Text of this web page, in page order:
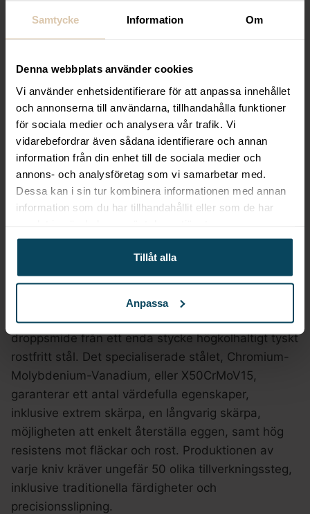
Samtycke Information Om
Denna webbplats använder cookies
Vi använder enhetsidentifierare för att anpassa innehållet
och annonserna till användarna, tillhandahålla funktioner
för sociala medier och analysera vår trafik. Vi
vidarebefordrar även sådana identifierare och annan
information från din enhet till de sociala medier och
annons- och analysföretag som vi samarbetar med.
Dessa kan i sin tur kombinera informationen med annan
information som du har tillhandahållit eller som de har
Tillåt alla
Anpassa
KÖP
Beskrivning
Skärpstav med diamantbeläggning, tyskt
stål X50CRMOV15, 450mm
Skärpstav med diamantbeläggning är tillverkad av
högkvalitativt tyskt stål, närmare bestämt
X50CRMOV15, och är ett exceptionellt verktyg för
skärpstav är utrustad med diamantbeläggning,
knivslipning.
Alla knivar tillverkas med precision genom varm
droppsmide från ett enda stycke högkolhaltigt tyskt
rostfritt stål. Det specialiserade stålet, Chromium-
Molybdenium-Vanadium, eller X50CrMoV15,
garanterar ett antal värdefulla egenskaper,
inklusive extrem skärpa, en långvarig skärpa,
möjligheten att enkelt återställa eggen, samt hög
resistens mot fläckar och rost. Produktionen av
varje kniv kräver ungefär 50 olika tillverkningssteg,
inklusive traditionella färdigheter och
precisionsslipning.